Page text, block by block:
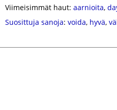
Viimeisimmät haut: aarnioita,
Suosittuja sanoja: voida, hyvä,